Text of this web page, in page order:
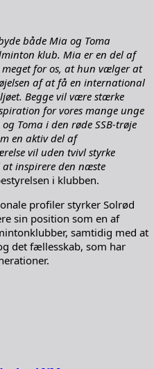
både Mia og Toma
klub. Mia er en del af
for os, at hun vælger at
af at få en international
Begge vil være stærke
for vores mange unge
Toma i den røde SSB-trøje
en aktiv del af
vil uden tvivl styrke
inspirere den næste
i klubben.
profiler styrker Solrød
sin position som en af
samtidig med at
det fællesskab, som har